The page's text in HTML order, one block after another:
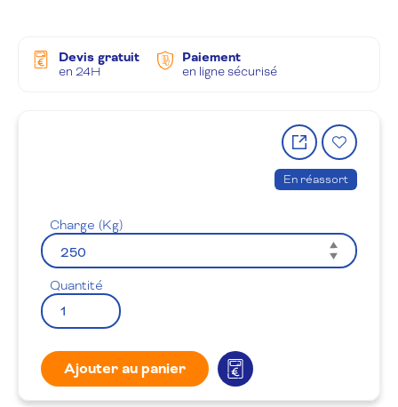
Devis gratuit
en 24H
Paiement
en ligne sécurisé
Partager
le
produit
à
la
En réassort
Charge (Kg)
Quantité
Ajouter au panier